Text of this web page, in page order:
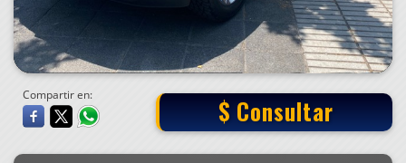
Compartir en:
$ Consultar